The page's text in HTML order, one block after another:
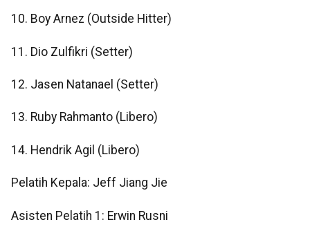
10. Boy Arnez (Outside Hitter)
11. Dio Zulfikri (Setter)
12. Jasen Natanael (Setter)
13. Ruby Rahmanto (Libero)
14. Hendrik Agil (Libero)
Pelatih Kepala: Jeff Jiang Jie
Asisten Pelatih 1: Erwin Rusni